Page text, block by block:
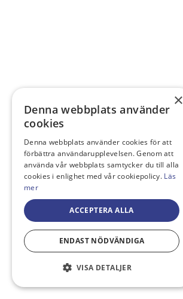
×
Denna webbplats använder
cookies
Denna webbplats använder cookies för att
förbättra användarupplevelsen. Genom att
använda vår webbplats samtycker du till alla
cookies i enlighet med vår cookiepolicy. Läs
mer
ACCEPTERA ALLA
ENDAST NÖDVÄNDIGA
VISA DETALJER